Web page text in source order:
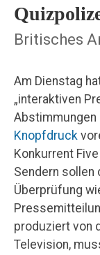
Britisches
Am Dienstag
„interaktiven
Abstimmungen
Knopfdruck
Konkurrent
Sendern sollen
Überprüfung
produziert von
Television,